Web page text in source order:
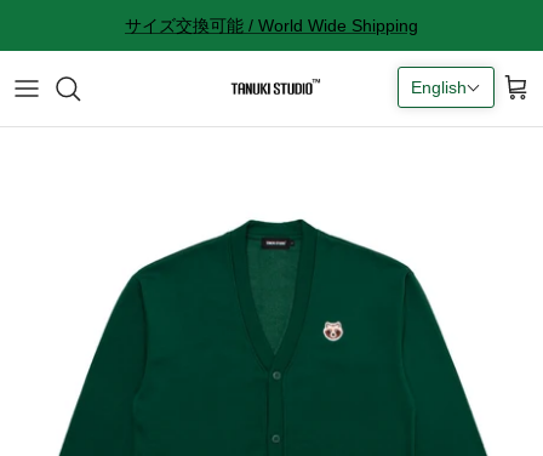
サイズ交換可能 / World Wide Shipping
All accessories
サイズ感に関して
購入完了メールが来ない
ギフトラッピングに関して
Contact
English